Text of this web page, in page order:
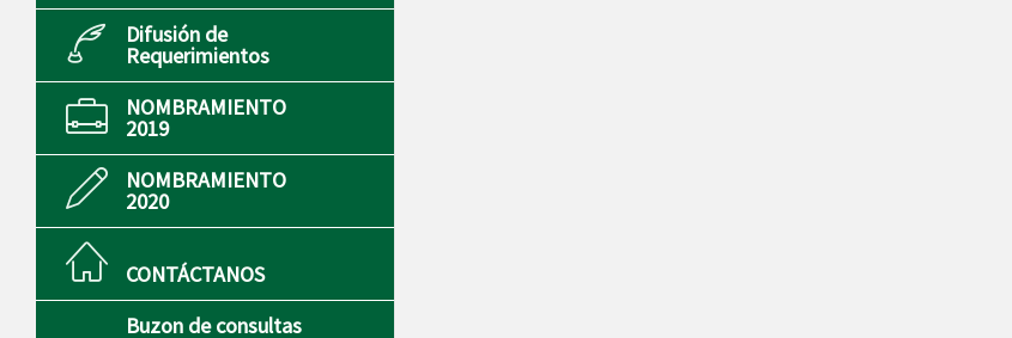
Difusión de
Requerimientos
NOMBRAMIENTO
2019
NOMBRAMIENTO
2020
CONTÁCTANOS
Buzon de consultas